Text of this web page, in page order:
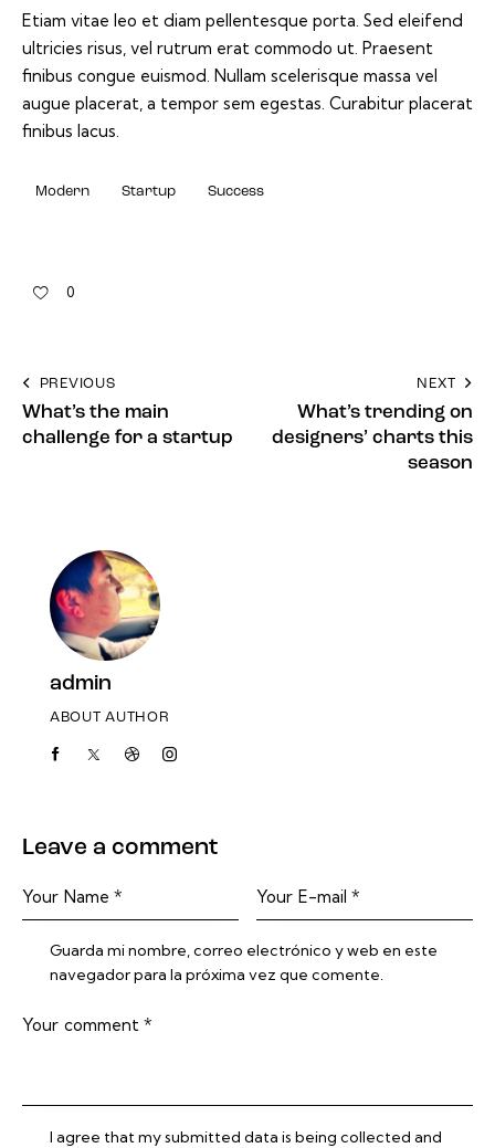
Etiam vitae leo et diam pellentesque porta. Sed eleifend
ultricies risus, vel rutrum erat commodo ut. Praesent
finibus congue euismod. Nullam scelerisque massa vel
augue placerat, a tempor sem egestas. Curabitur placerat
finibus lacus.
Modern Startup Success
0
PREVIOUS
What’s the main
challenge for a startup
NEXT
What’s trending on
designers’ charts this
season
admin
ABOUT AUTHOR
Leave a comment
Guarda mi nombre, correo electrónico y web en este
navegador para la próxima vez que comente.
I agree that my submitted data is being collected and